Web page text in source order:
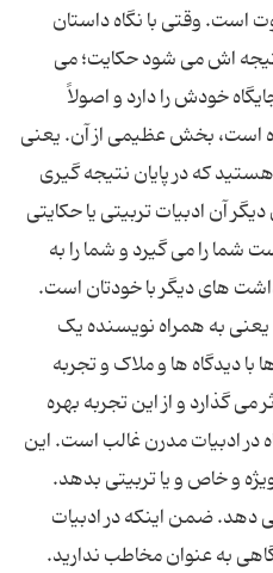
است. وقتی با نگاه داستان
اش می شود حکایت؛ می
خودش را دارد و اصولاً
است، بخش عظیمی از آن. یعنی
که در پایان نتیجه گیری
آن ادبیات تربیتی یا حکایتی
را می گیرد و شما را به
های دیگر با خودتان است.
به همراه نویسنده یک
دیدگاه ها و ملاک و تجربه
گذارد و از این تجربه بهره
در ادبیات مدرن غالب است. این
و خاص و یا تربیتی بدهد.
دهد. ضمن اینکه در ادبیات
به عنوان مخاطب ندارید.